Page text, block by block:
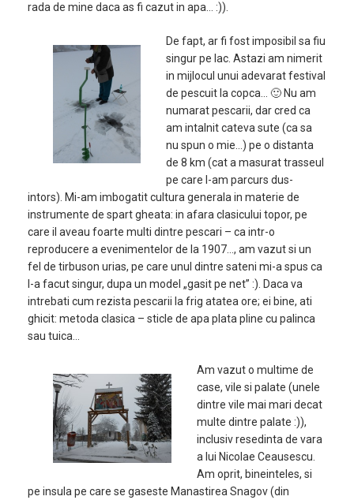
rada de mine daca as fi cazut in apa… :)).
De fapt, ar fi fost imposibil sa fiu
singur pe lac. Astazi am nimerit
in mijlocul unui adevarat festival
de pescuit la copca… 🙂 Nu am
numarat pescarii, dar cred ca
am intalnit cateva sute (ca sa
nu spun o mie…) pe o distanta
de 8 km (cat a masurat trasseul
pe care l-am parcurs dus-
intors). Mi-am imbogatit cultura generala in materie de
instrumente de spart gheata: in afara clasicului topor, pe
care il aveau foarte multi dintre pescari – ca intr-o
reproducere a evenimentelor de la 1907…, am vazut si un
fel de tirbuson urias, pe care unul dintre sateni mi-a spus ca
l-a facut singur, dupa un model „gasit pe net” :). Daca va
intrebati cum rezista pescarii la frig atatea ore; ei bine, ati
ghicit: metoda clasica – sticle de apa plata pline cu palinca
sau tuica…
Am vazut o multime de
case, vile si palate (unele
dintre vile mai mari decat
multe dintre palate :)),
inclusiv resedinta de vara
a lui Nicolae Ceausescu.
Am oprit, bineinteles, si
pe insula pe care se gaseste Manastirea Snagov (din